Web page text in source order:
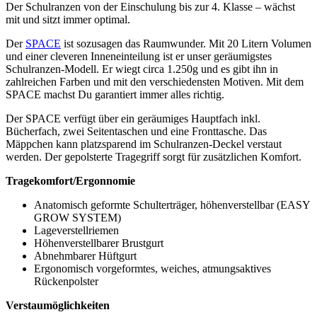
Der Schulranzen von der Einschulung bis zur 4. Klasse – wächst
mit und sitzt immer optimal.
Der SPACE ist sozusagen das Raumwunder. Mit 20 Litern Volumen
und einer cleveren Inneneinteilung ist er unser geräumigstes
Schulranzen-Modell. Er wiegt circa 1.250g und es gibt ihn in
zahlreichen Farben und mit den verschiedensten Motiven. Mit dem
SPACE machst Du garantiert immer alles richtig.
Der SPACE verfügt über ein geräumiges Hauptfach inkl.
Bücherfach, zwei Seitentaschen und eine Fronttasche. Das
Mäppchen kann platzsparend im Schulranzen-Deckel verstaut
werden. Der gepolsterte Tragegriff sorgt für zusätzlichen Komfort.
Tragekomfort/Ergonnomie
Anatomisch geformte Schulterträger, höhenverstellbar (EASY
GROW SYSTEM)
Lageverstellriemen
Höhenverstellbarer Brustgurt
Abnehmbarer Hüftgurt
Ergonomisch vorgeformtes, weiches, atmungsaktives
Rückenpolster
Verstaumöglichkeiten